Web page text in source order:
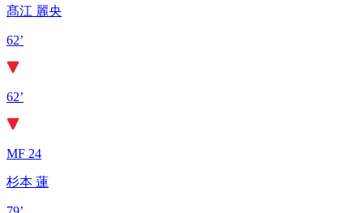
髙江 麗央
62’
62’
MF 24
杉本 蓮